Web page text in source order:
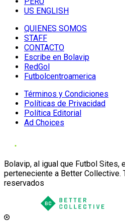
US ENGLISH
QUIENES SOMOS
STAFF
CONTACTO
Escribe en Bolavip
RedGol
Futbolcentroamerica
Términos y Condiciones
Políticas de Privacidad
Política Editorial
Ad Choices
Bolavip, al igual que Futbol Sites,
perteneciente a Better Collective.
reservados